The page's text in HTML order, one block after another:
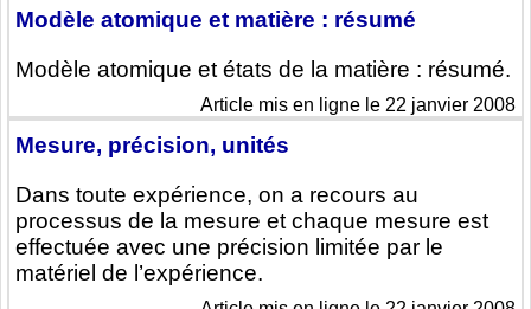
Modèle atomique et matière : résumé
Modèle atomique et états de la matière : résumé.
Article mis en ligne le 22 janvier 2008
Mesure, précision, unités
Dans toute expérience, on a recours au
processus de la mesure et chaque mesure est
effectuée avec une précision limitée par le
matériel de l’expérience.